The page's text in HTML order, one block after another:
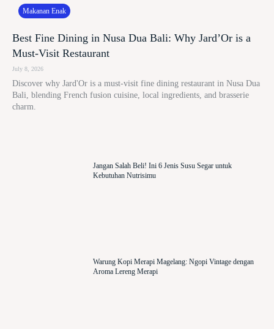
Makanan Enak
Best Fine Dining in Nusa Dua Bali: Why Jard’Or is a
Must-Visit Restaurant
July 8, 2026
Discover why Jard'Or is a must-visit fine dining restaurant in Nusa Dua
Bali, blending French fusion cuisine, local ingredients, and brasserie
charm.
Jangan Salah Beli! Ini 6 Jenis Susu Segar untuk
Kebutuhan Nutrisimu
Warung Kopi Merapi Magelang: Ngopi Vintage dengan
Aroma Lereng Merapi